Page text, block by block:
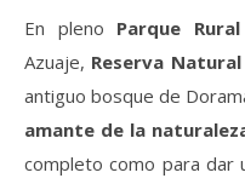
En pleno Parque Rural
Azuaje, Reserva Natural
antiguo bosque de
amante de la
completo como para dar